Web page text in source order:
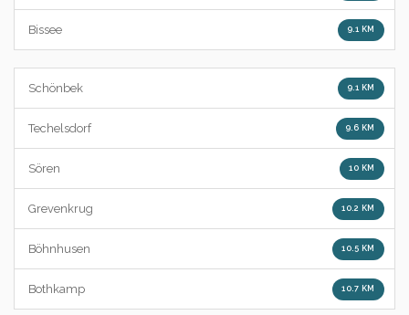
Bissee 9.1 KM
Schönbek 9.1 KM
Techelsdorf 9.6 KM
Sören 10 KM
Grevenkrug 10.2 KM
Böhnhusen 10.5 KM
Bothkamp 10.7 KM